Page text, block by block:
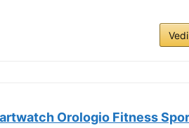
Orologio Fitness